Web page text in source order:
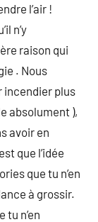
l’air !
n’y
raison qui
. Nous
incendier plus
absolument ),
avoir en
que l’idée
que tu n’en
à grossir.
n’en